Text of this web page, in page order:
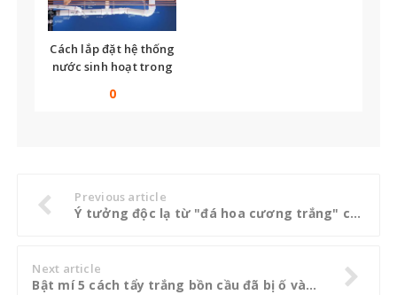
Cách lắp đặt hệ thống
nước sinh hoạt trong
0
Previous article
Ý tưởng độc lạ từ "đá hoa cương trắng" cho không gian nhà bạn
Next article
Bật mí 5 cách tẩy trắng bồn cầu đã bị ố vàng nhanh, hiệu quả nhất